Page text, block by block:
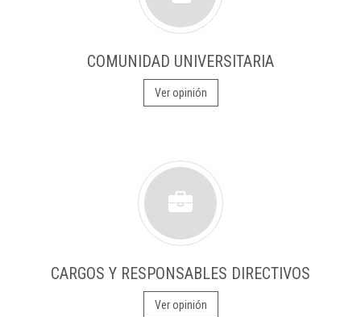
COMUNIDAD UNIVERSITARIA
Ver opinión
CARGOS Y RESPONSABLES DIRECTIVOS
Ver opinión